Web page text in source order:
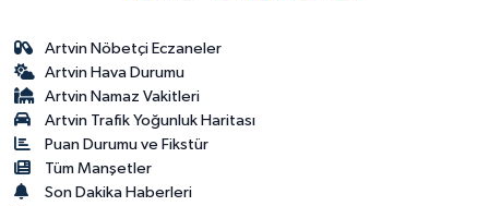
Artvin Nöbetçi Eczaneler
Artvin Hava Durumu
Artvin Namaz Vakitleri
Artvin Trafik Yoğunluk Haritası
Puan Durumu ve Fikstür
Tüm Manşetler
Son Dakika Haberleri